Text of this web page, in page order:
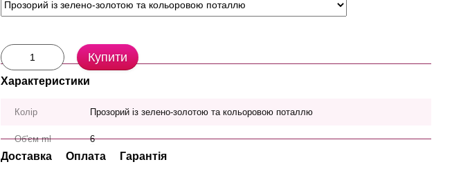
Купити
Характеристики
Колір Прозорий із зелено-золотою та кольоровою поталлю
Об'єм ml 6
Доставка Оплата Гарантія